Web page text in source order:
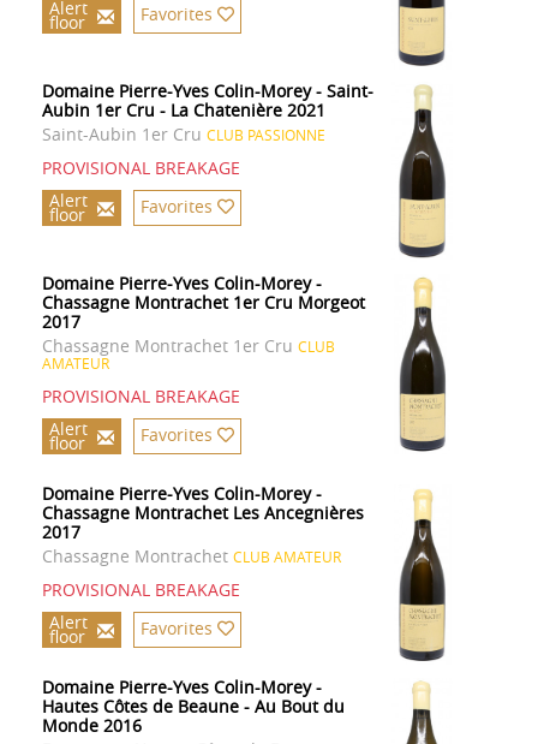
Alert
floor Favorites
Domaine Pierre-Yves Colin-Morey - Saint-
Aubin 1er Cru - La Chatenière 2021
Saint-Aubin 1er Cru CLUB PASSIONNE
PROVISIONAL BREAKAGE
Alert
floor Favorites
Domaine Pierre-Yves Colin-Morey -
Chassagne Montrachet 1er Cru Morgeot
2017
Chassagne Montrachet 1er Cru CLUB
AMATEUR
PROVISIONAL BREAKAGE
Alert
floor Favorites
Domaine Pierre-Yves Colin-Morey -
Chassagne Montrachet Les Ancegnières
2017
Chassagne Montrachet CLUB AMATEUR
PROVISIONAL BREAKAGE
Alert
floor Favorites
Domaine Pierre-Yves Colin-Morey -
Hautes Côtes de Beaune - Au Bout du
Monde 2016